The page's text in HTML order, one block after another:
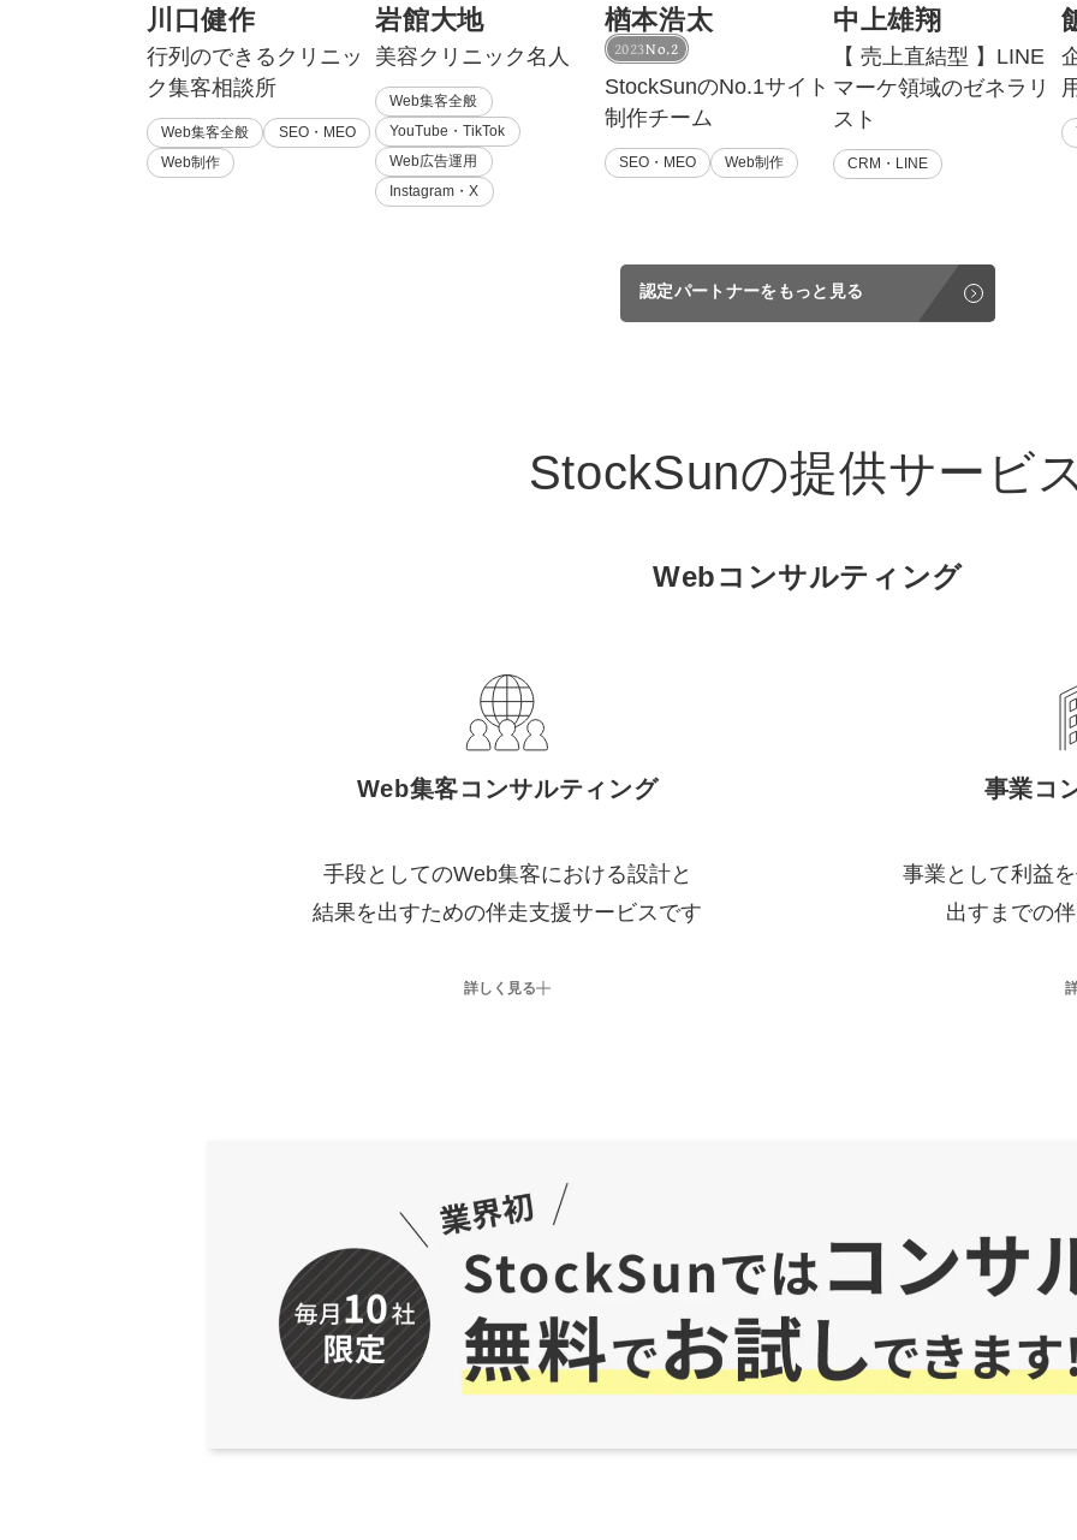
川口健作
行列のできるクリニッ
ク集客相談所
Web集客全般
SEO・MEO
Web制作
岩館大地
美容クリニック名人
Web集客全般
YouTube・TikTok
Web広告運用
Instagram・X
楢本浩太
2023No.2
StockSunのNo.1サイト
制作チーム
SEO・MEO Web制作
中上雄翔
【 売上直結型 】LINE
マーケ領域のゼネラリ
スト
CRM・LINE
認定パートナーをもっと見る
StockSunの提供サービ
Webコンサルティング
Web集客コンサルティング
手段としてのWeb集客における設計と
結果を出すための伴走支援サービスです
詳しく見る
事業コ
事業として利益
出すまでの